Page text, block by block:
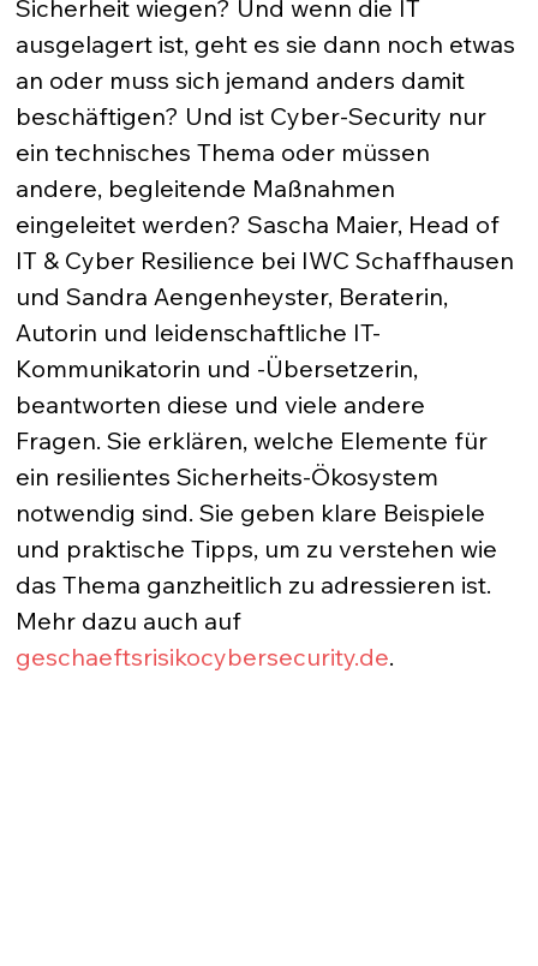
Sicherheit wiegen? Und wenn die IT
ausgelagert ist, geht es sie dann noch etwas
an oder muss sich jemand anders damit
beschäftigen? Und ist Cyber-Security nur
ein technisches Thema oder müssen
andere, begleitende Maßnahmen
eingeleitet werden? Sascha Maier, Head of
IT & Cyber Resilience bei IWC Schaffhausen
und Sandra Aengenheyster, Beraterin,
Autorin und leidenschaftliche IT-
Kommunikatorin und -Übersetzerin,
beantworten diese und viele andere
Fragen. Sie erklären, welche Elemente für
ein resilientes Sicherheits-Ökosystem
notwendig sind. Sie geben klare Beispiele
und praktische Tipps, um zu verstehen wie
das Thema ganzheitlich zu adressieren ist.
Mehr dazu auch auf
geschaeftsrisikocybersecurity.de.